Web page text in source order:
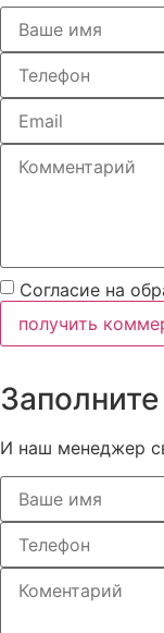
Согласие на
получить
И наш менеджер